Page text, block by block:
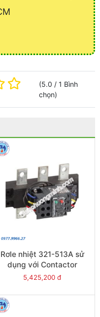
(5.0 /1 Bình
chọn)
Rơle nhiệt 321-513A sử
dụng với Contactor
LC1E500 - Model LRE488
5,425,200 đ